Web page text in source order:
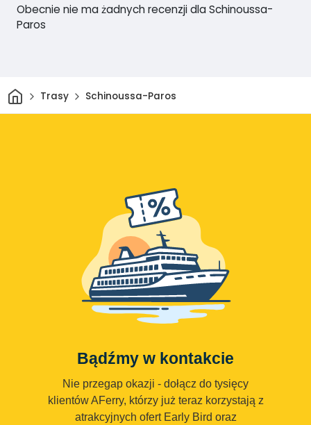
Obecnie nie ma żadnych recenzji dla Schinoussa-
Paros
DomTrasy Schinoussa-Paros
Bądźmy w kontakcie
Nie przegap okazji - dołącz do tysięcy
klientów AFerry, którzy już teraz korzystają z
atrakcyjnych ofert Early Bird oraz